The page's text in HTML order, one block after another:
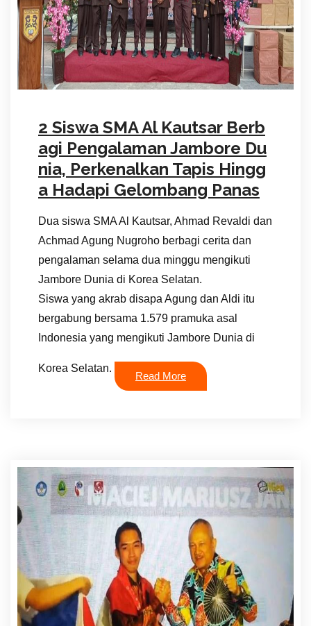
2 Siswa SMA Al Kautsar Berb
agi Pengalaman Jambore Du
nia, Perkenalkan Tapis Hingg
a Hadapi Gelombang Panas
Dua siswa SMA Al Kautsar, Ahmad Revaldi dan
Achmad Agung Nugroho berbagi cerita dan
pengalaman selama dua minggu mengikuti
Jambore Dunia di Korea Selatan.
Siswa yang akrab disapa Agung dan Aldi itu
bergabung bersama 1.579 pramuka asal
Indonesia yang mengikuti Jambore Dunia di
Korea Selatan.
Read More